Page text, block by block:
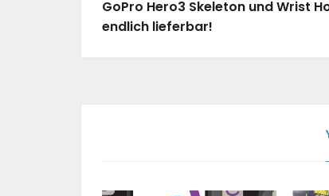
GoPro Hero3 Skeleton und Wrist
endlich lieferbar!